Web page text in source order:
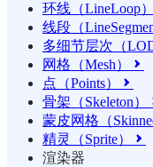
环线（LineLoop）
线段（
多细节层次（
网格（Mesh） 
点（Points） 
骨架（Skeleton）
蒙皮网格（
精灵（Sprite） 
渲染器